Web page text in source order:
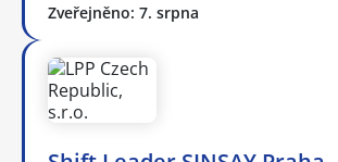
Zveřejněno: 7. srpna